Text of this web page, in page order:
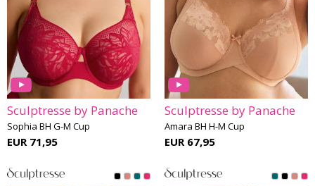
Sculptresse by Panache
Sophia BH G-M Cup
EUR 71,95
Sculptresse by Panache
Amara BH H-M Cup
EUR 67,95